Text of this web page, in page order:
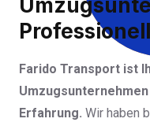
Farido Transport ist
Erfahrung. Wir haben